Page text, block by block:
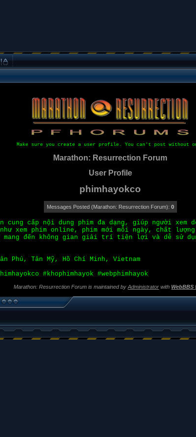
Make sure you create a user profile. You can't post without
Marathon: Resurrection Forum
User Profile
phimhayokco
Messages Posted (Marathon: Resurrection Forum): 0
cấp nội dung phim đa dạng, giúp người xem
xem phim online, phim mới mỗi ngày, chất
mang đến không gian giải trí tiện lợi và dễ sử
Phú, Tân Mỹ, Hồ Chí Minh, Vietnam
#khophimhayok #webphimhayok
Marathon: Resurrection Forum is maintained byAdministrator withWebBBS